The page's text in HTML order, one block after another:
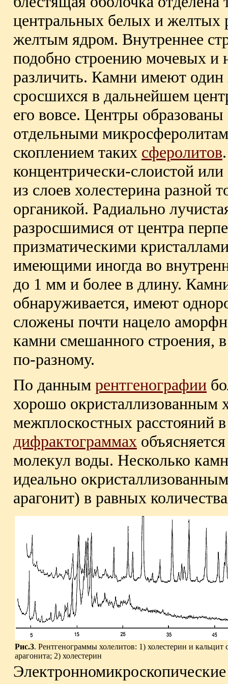
центральных белых и желтых
желтым ядром. Внутреннее
подобно строению мочевых и
различить. Камни имеют
сросшихся в дальнейшем
его вовсе. Центры
отдельными
скоплением таких сферолитов
концентрически-слоистой
из слоев холестерина
органикой. Радиально
разросшимися от центра
призматическими
имеющими иногда во
до 1 мм и более в длину.
обнаруживается, имеют
сложены почти нацело
камни смешанного строения,
по-разному.
По данным рентгенографии
хорошо окристаллизованным
межплоскостных расстояний
дифрактограммах
молекул воды. Несколько
идеально
арагонит) в равных
Рис.3. Рентгенограммы холелитов: 1) холестерин и кальцит
арагонита; 2) холестерин